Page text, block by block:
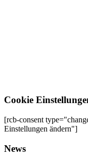
Cookie
[rcb-consent
Einstellungen ändern"]
News